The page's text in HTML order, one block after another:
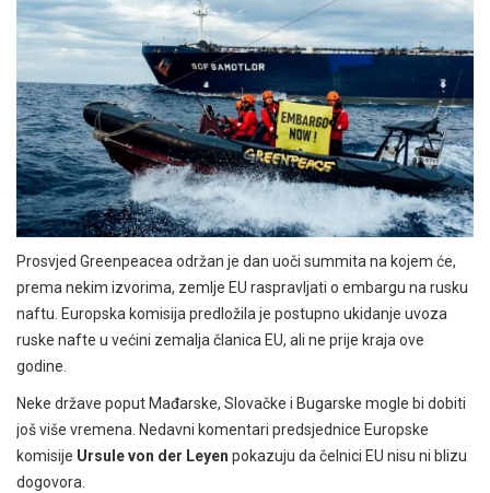
Prosvjed Greenpeacea održan je dan uoči summita na kojem će,
prema nekim izvorima, zemlje EU raspravljati o embargu na rusku
naftu. Europska komisija predložila je postupno ukidanje uvoza
ruske nafte u većini zemalja članica EU, ali ne prije kraja ove
godine.
Neke države poput Mađarske, Slovačke i Bugarske mogle bi dobiti
još više vremena. Nedavni komentari predsjednice Europske
komisije Ursule von der Leyen pokazuju da čelnici EU nisu ni blizu
dogovora.